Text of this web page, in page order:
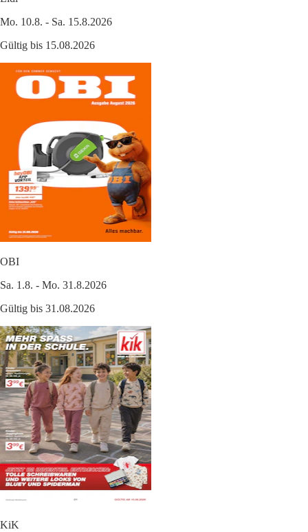
Mo. 10.8. - Sa. 15.8.2026
Gültig bis 15.08.2026
OBI
Sa. 1.8. - Mo. 31.8.2026
Gültig bis 31.08.2026
KiK